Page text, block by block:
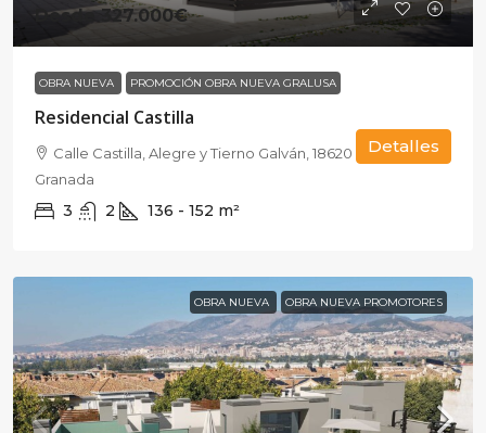
Desde327.000€
OBRA NUEVA PROMOCIÓN OBRA NUEVA GRALUSA
Residencial Castilla
Calle Castilla, Alegre y Tierno Galván, 18620 Alhendín,
Granada
3 2 136 - 152 m²
Detalles
OBRA NUEVA OBRA NUEVA PROMOTORES